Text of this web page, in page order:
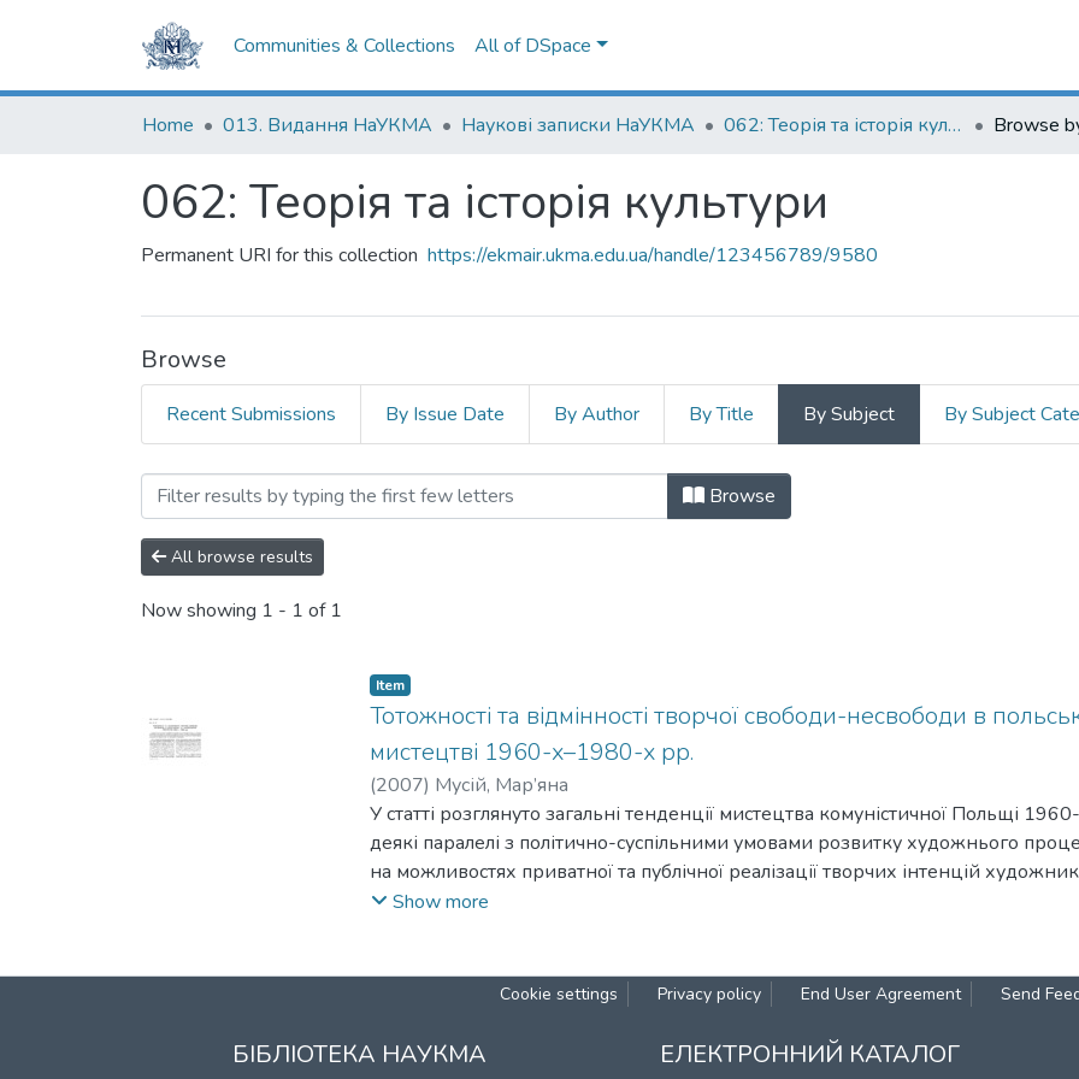
Communities & Collections All of DSpace
Home 013. Видання НаУКМА Наукові записки НаУКМА 062: Теорія та історія культури Browse
062: Теорія та історія культури
Permanent URI for this collection https://ekmair.ukma.edu.ua/handle/123456789/9580
Browse
Recent Submissions By Issue Date By Author By Title By Subject By Subject
Browsing 062: Теорія та історія культури by Subject "1960-
Browse
All browse results
Now showing 1 - 1 of 1
Item
Тотожності та відмінності творчої свободи-несвободи в
мистецтві 1960-х–1980-х рр.
(2007) Мусій, Мар’яна
У статті розглянуто загальні тенденції мистецтва комуністичної Польщі
деякі паралелі з політично-суспільними умовами розвитку художнього
на можливостях приватної та публічної реалізації творчих інтенцій
мистецьких експериментів.
Show more
Cookie settings Privacy policy End User Agreement Send
БІБЛІОТЕКА НАУКМА ЕЛЕКТРОННИЙ КАТАЛОГ